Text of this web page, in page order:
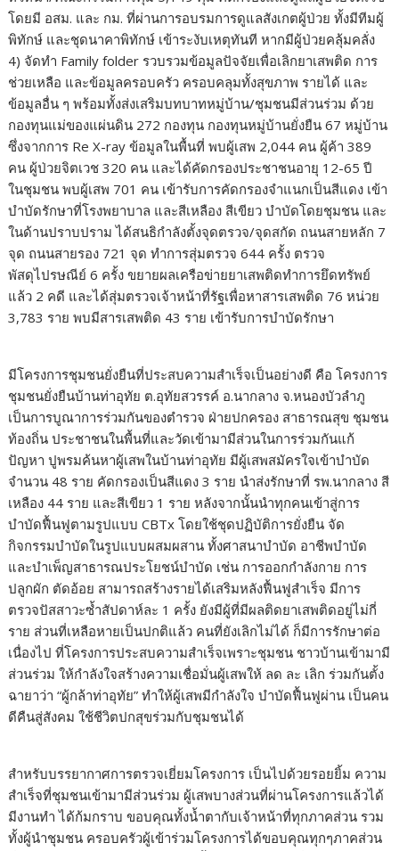
โดยมี อสม. และ กม. ที่ผ่านการอบรมการดูแลสังเกตผู้ป่วย ทั้งมีทีมผู้
พิทักษ์ และชุดนาคาพิทักษ์ เข้าระงับเหตุทันที หากมีผู้ป่วยคลุ้มคลั่ง
4) จัดทำ Family folder รวบรวมข้อมูลปัจจัยเพื่อเลิกยาเสพติด การ
ช่วยเหลือ และข้อมูลครอบครัว ครอบคลุมทั้งสุขภาพ รายได้ และ
ข้อมูลอื่น ๆ พร้อมทั้งส่งเสริมบทบาทหมู่บ้าน/ชุมชนมีส่วนร่วม ด้วย
กองทุนแม่ของแผ่นดิน 272 กองทุน กองทุนหมู่บ้านยั่งยืน 67 หมู่บ้าน
ซึ่งจากการ Re X-ray ข้อมูลในพื้นที่ พบผู้เสพ 2,044 คน ผู้ค้า 389
คน ผู้ป่วยจิตเวช 320 คน และได้คัดกรองประชาชนอายุ 12-65 ปี
ในชุมชน พบผู้เสพ 701 คน เข้ารับการคัดกรองจำแนกเป็นสีแดง เข้า
บำบัดรักษาที่โรงพยาบาล และสีเหลือง สีเขียว บำบัดโดยชุมชน และ
ในด้านปราบปราม ได้สนธิกำลังตั้งจุดตรวจ/จุดสกัด ถนนสายหลัก 7
จุด ถนนสายรอง 721 จุด ทำการสุ่มตรวจ 644 ครั้ง ตรวจ
พัสดุไปรษณีย์ 6 ครั้ง ขยายผลเครือข่ายยาเสพติดทำการยึดทรัพย์
แล้ว 2 คดี และได้สุ่มตรวจเจ้าหน้าที่รัฐเพื่อหาสารเสพติด 76 หน่วย
3,783 ราย พบมีสารเสพติด 43 ราย เข้ารับการบำบัดรักษา
มีโครงการชุมชนยั่งยืนที่ประสบความสำเร็จเป็นอย่างดี คือ โครงการ
ชุมชนยั่งยืนบ้านท่าอุทัย ต.อุทัยสวรรค์ อ.นากลาง จ.หนองบัวลำภู
เป็นการบูณาการร่วมกันของตำรวจ ฝ่ายปกครอง สาธารณสุข ชุมชน
ท้องถิ่น ประชาชนในพื้นที่และวัดเข้ามามีส่วนในการร่วมกันแก้
ปัญหา ปูพรมค้นหาผู้เสพในบ้านท่าอุทัย มีผู้เสพสมัครใจเข้าบำบัด
จำนวน 48 ราย คัดกรองเป็นสีแดง 3 ราย นำส่งรักษาที่ รพ.นากลาง สี
เหลือง 44 ราย และสีเขียว 1 ราย หลังจากนั้นนำทุกคนเข้าสู่การ
บำบัดฟื้นฟูตามรูปแบบ CBTx โดยใช้ชุดปฏิบัติการยั่งยืน จัด
กิจกรรมบำบัดในรูปแบบผสมผสาน ทั้งศาสนาบำบัด อาชีพบำบัด
และบำเพ็ญสาธารณประโยชน์บำบัด เช่น การออกกำลังกาย การ
ปลูกผัก ตัดอ้อย สามารถสร้างรายได้เสริมหลังฟื้นฟูสำเร็จ มีการ
ตรวจปัสสาวะซ้ำสัปดาห์ละ 1 ครั้ง ยังมีผู้ที่มีผลติดยาเสพติดอยู่ไม่กี่
ราย ส่วนที่เหลือหายเป็นปกติแล้ว คนที่ยังเลิกไม่ได้ ก็มีการรักษาต่อ
เนื่องไป ที่โครงการประสบความสำเร็จเพราะชุมชน ชาวบ้านเข้ามามี
ส่วนร่วม ให้กำลังใจสร้างความเชื่อมั่นผู้เสพให้ ลด ละ เลิก ร่วมกันตั้ง
ฉายาว่า “ผู้กล้าท่าอุทัย” ทำให้ผู้เสพมีกำลังใจ บำบัดฟื้นฟูผ่าน เป็นคน
ดีคืนสู่สังคม ใช้ชีวิตปกสุขร่วมกับชุมชนได้
สำหรับบรรยากาศการตรวจเยี่ยมโครงการ เป็นไปด้วยรอยยิ้ม ความ
สำเร็จที่ชุมชนเข้ามามีส่วนร่วม ผู้เสพบางส่วนที่ผ่านโครงการแล้วได้
มีงานทำ ได้ก้มกราบ ขอบคุณทั้งน้ำตากับเจ้าหน้าที่ทุกภาคส่วน รวม
ทั้งผู้นำชุมชน ครอบครัวผู้เข้าร่วมโครงการได้ขอบคุณทุกๆภาคส่วน